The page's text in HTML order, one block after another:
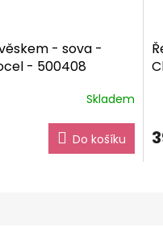
- sova -
- 500408
Skladem
Do košíku